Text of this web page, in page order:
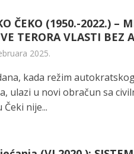
ČEKO (1950.-2022.) –
TERORA VLASTI BEZ
2025.
kada režim
ulazi u novi obračun sa
Čeki nije...